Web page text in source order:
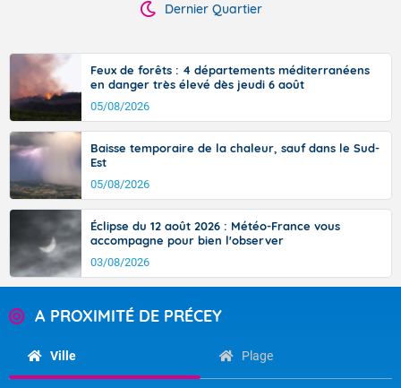
Dernier Quartier
Feux de forêts : 4 départements méditerranéens
en danger très élevé dès jeudi 6 août
05/08/2026
Baisse temporaire de la chaleur, sauf dans le Sud-
Est
05/08/2026
Éclipse du 12 août 2026 : Météo-France vous
accompagne pour bien l'observer
03/08/2026
A PROXIMITÉ DE PRÉCEY
Ville Plage